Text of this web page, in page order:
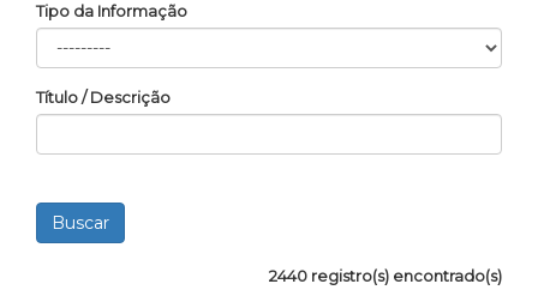
Tipo da Informação
Título / Descrição
2440 registro(s) encontrado(s)